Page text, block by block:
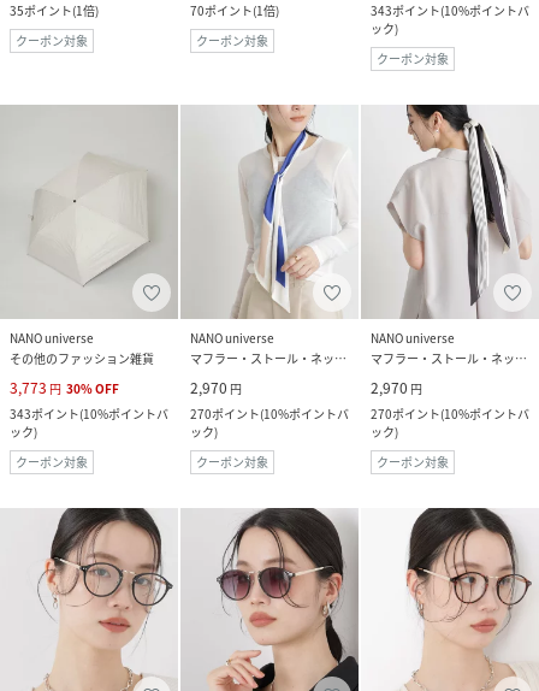
35ポイント(1倍)
クーポン対象
70ポイント(1倍)
クーポン対象
343ポイント(10%ポイントバ
ック)
クーポン対象
NANO universe
その他のファッション雑貨
3,773 円 30%OFF
343ポイント(10%ポイントバ
ック)
クーポン対象
NANO universe
マフラー・ストール・ネックウォーマー
2,970 円
270ポイント(10%ポイントバ
ック)
クーポン対象
NANO universe
マフラー・ストール・ネックウォーマー
2,970 円
270ポイント(10%ポイントバ
ック)
クーポン対象